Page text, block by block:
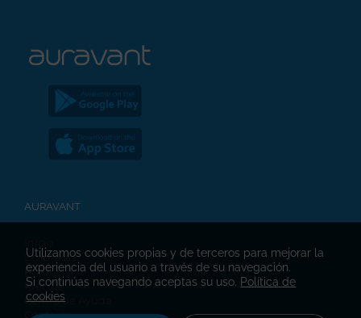
AURAVANT
Empresas
Producto
Precios
Centro de Ayuda
Contacto
Utilizamos cookies propias y de terceros para mejorar la
experiencia del usuario a través de su navegación.
Si continúas navegando aceptas su uso. Política de
cookies